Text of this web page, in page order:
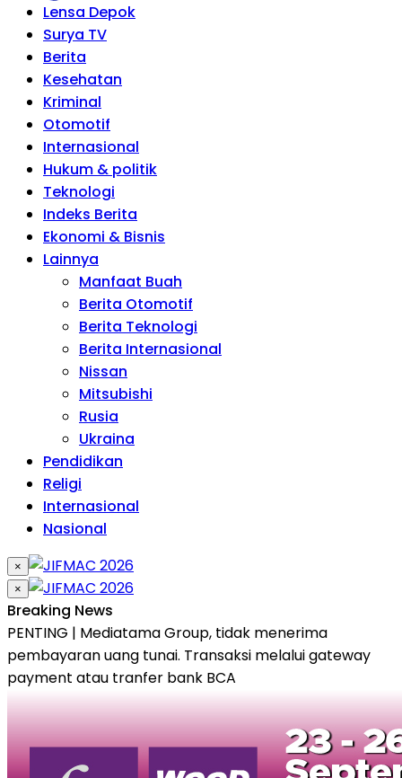
Lensa Depok
Surya TV
Berita
Kesehatan
Kriminal
Otomotif
Internasional
Hukum & politik
Teknologi
Indeks Berita
Ekonomi & Bisnis
Lainnya
Manfaat Buah
Berita Otomotif
Berita Teknologi
Berita Internasional
Nissan
Mitsubishi
Rusia
Ukraina
Pendidikan
Religi
Internasional
Nasional
×
×
Breaking News
PENTING | Mediatama Group, tidak menerima
pembayaran uang tunai. Transaksi melalui gateway
payment atau tranfer bank BCA